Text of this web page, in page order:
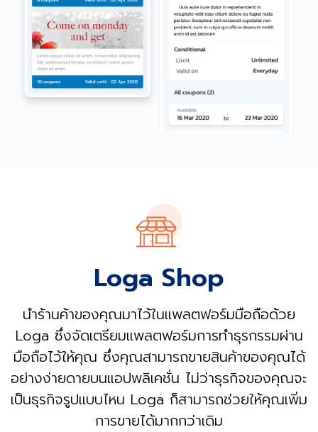
Loga Shop
นำร้านค้าของคุณมาไว้ในแพลตฟอร์มมือถือด้วย
Loga ซึ่งจัดเตรียมแพลตฟอร์มการทำธุรกรรมผ่าน
มือถือไว้ให้คุณ ซึ่งคุณสามารถขายสินค้าของคุณได้
อย่างง่ายดายบนแอปพลิเคชั่น ไม่ว่าธุรกิจของคุณจะ
เป็นธุรกิจรูปแบบไหน Loga ก็สามารถช่วยให้คุณเพิ่ม
การขายได้มากกว่าเดิม